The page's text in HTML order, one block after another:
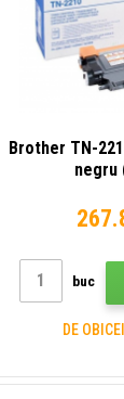
Brother TN-
negru
buc
DE